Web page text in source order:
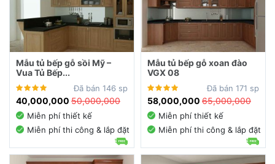
Mẫu tủ bếp gỗ sồi Mỹ –
Vua Tủ Bếp...
Đã bán 146 sp
40,000,000 50,000,000
Miễn phí thiết kế
Miễn phí thi công & lắp đặt
Mẫu tủ bếp gỗ xoan đào
VGX 08
Đã bán 171 sp
58,000,000 65,000,000
Miễn phí thiết kế
Miễn phí thi công & lắp đặt